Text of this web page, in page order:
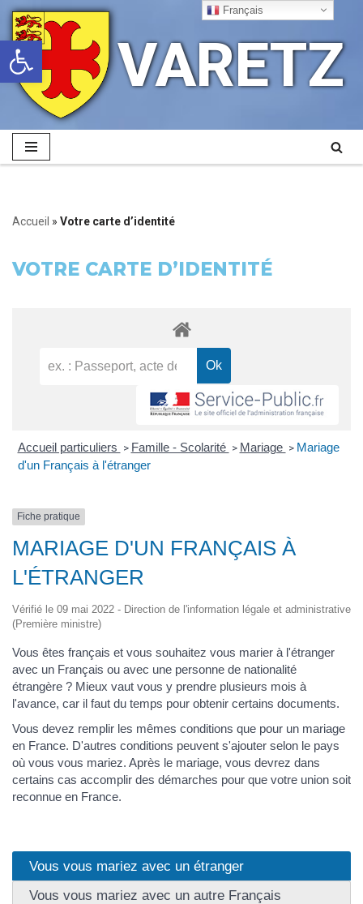
Ouvrir la barre d’outils
Aller
au
contenu
VARETZ
Accueil » Votre carte d’identité
VOTRE CARTE D’IDENTITÉ
Accueil particuliers > Famille - Scolarité > Mariage > Mariage
d'un Français à l'étranger
Fiche pratique
MARIAGE D'UN FRANÇAIS À
L'ÉTRANGER
Vérifié le 09 mai 2022 - Direction de l'information légale et administrative
(Première ministre)
Vous êtes français et vous souhaitez vous marier à l'étranger
avec un Français ou avec une personne de nationalité
étrangère ? Mieux vaut vous y prendre plusieurs mois à
l'avance, car il faut du temps pour obtenir certains documents.
Vous devez remplir les mêmes conditions que pour un mariage
en France. D'autres conditions peuvent s'ajouter selon le pays
où vous vous mariez. Après le mariage, vous devrez dans
certains cas accomplir des démarches pour que votre union soit
reconnue en France.
Vous vous mariez avec un étranger
Vous vous mariez avec un autre Français
Français